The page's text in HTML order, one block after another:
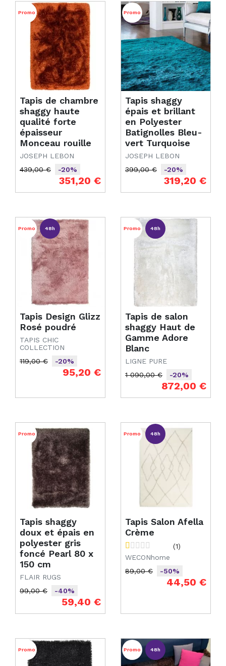
Tapis de chambre
shaggy haute
qualité forte
épaisseur
Monceau rouille
JOSEPH LEBON
Prix de base
439,00 €
-20%
351,20 €
Promo
Tapis shaggy
épais et brillant
en Polyester
Batignolles Bleu-
vert Turquoise
JOSEPH LEBON
Prix de base
399,00 €
-20%
319,20 €
Promo
Tapis Design Glizz
Rosé poudré
TAPIS CHIC
COLLECTION
119,00 €
-20%
95,20 €
Promo 48h
Tapis de salon
shaggy Haut de
Gamme Adore
Blanc
LIGNE PURE
Prix de base
1 090,00 €
-20%
872,00 €
Promo 48h
Tapis shaggy
doux et épais en
polyester gris
foncé Pearl 80 x
150 cm
FLAIR RUGS
99,00 €
-40%
59,40 €
Promo
Tapis Salon Afella
Crème
(1)
WECONhome
89,00 €
-50%
44,50 €
Promo 48h
Promo Promo 48h